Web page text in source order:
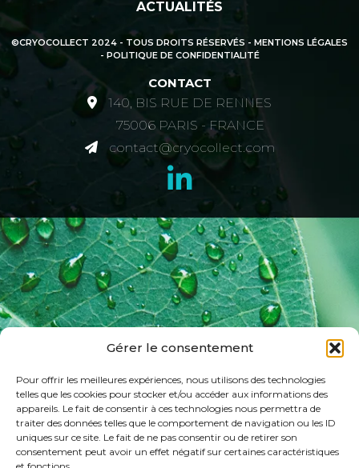
Gérer le consentement
Pour offrir les meilleures expériences, nous utilisons des technologies
telles que les cookies pour stocker et/ou accéder aux informations des
appareils. Le fait de consentir à ces technologies nous permettra de
traiter des données telles que le comportement de navigation ou les ID
uniques sur ce site. Le fait de ne pas consentir ou de retirer son
consentement peut avoir un effet négatif sur certaines caractéristiques
ACTUALITÉS
©CRYOCOLLECT 2024 - TOUS DROITS RÉSERVÉS - MENTIONS LÉGALES
- POLITIQUE DE CONFIDENTIALITÉ
CONTACT
140, BIS RUE DE RENNES
75006 PARIS - FRANCE
contact@cryocollect.com